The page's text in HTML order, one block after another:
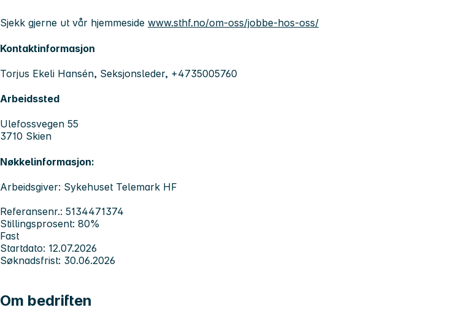
Sjekk gjerne ut vår hjemmeside www.sthf.no/om-oss/jobbe-hos-oss/
Kontaktinformasjon
Torjus Ekeli Hansén, Seksjonsleder, +4735005760
Arbeidssted
Ulefossvegen 55
3710 Skien
Nøkkelinformasjon:
Arbeidsgiver: Sykehuset Telemark HF
Referansenr.: 5134471374
Stillingsprosent: 80%
Fast
Startdato: 12.07.2026
Søknadsfrist: 30.06.2026
Om bedriften